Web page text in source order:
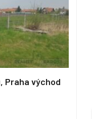
Praha východ